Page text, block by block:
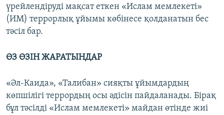
үрейлендіруді мақсат еткен «Ислам мемлекеті»
(ИМ) террорлық ұйымы көбінесе қолданатын бес
тәсіл бар.
ӨЗ ӨЗІН ЖАРАТЫНДАР
«Әл-Каида», «Талибан» сияқты ұйымдардың
көпшілігі террордың осы әдісін пайдаланады. Бірақ
бұл тәсілді «Ислам мемлекеті» майдан өтінде жиі